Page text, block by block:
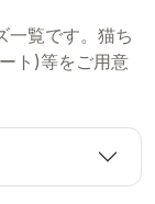
一覧です。猫ち
ト)等をご用意